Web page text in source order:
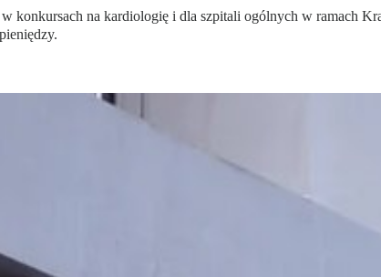
konkursach na kardiologię i dla szpitali ogólnych w ramach